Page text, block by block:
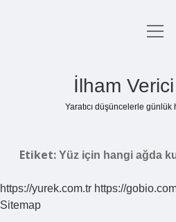
Anasayfa
İlham
Yaratıcı düşüncelerle günlük
Etiket: Yüz için hangi ağda
https://yurek.com.tr https://
Sitemap